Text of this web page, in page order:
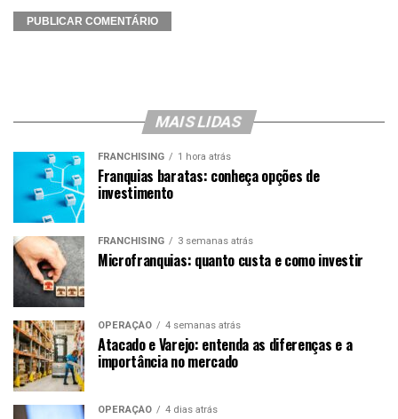
MAIS LIDAS
FRANCHISING 1 hora atrás
Franquias baratas: conheça opções de
investimento
FRANCHISING 3 semanas atrás
Microfranquias: quanto custa e como investir
OPERAÇÃO 4 semanas atrás
Atacado e Varejo: entenda as diferenças e a
importância no mercado
OPERAÇÃO 4 dias atrás